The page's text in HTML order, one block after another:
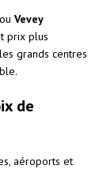
ou Vevey
prix plus
grands centres
de
aéroports et